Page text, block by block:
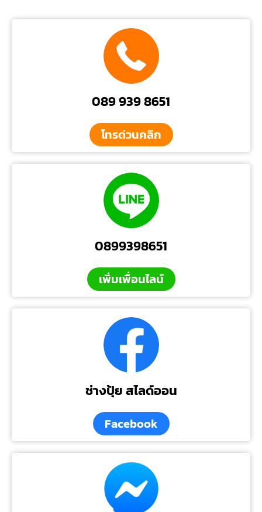
089 939 8651
โทรด่วนคลิก
0899398651
เพิ่มเพื่อนไลน์
ช่างปุ้ย สไลด์ออน
Facebook